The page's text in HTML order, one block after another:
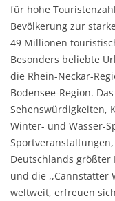
für hohe
Bevölkerung zur
49 Millionen
Besonders beliebte
die Rhein-Neckar-
Bodensee-Region.
Sehenswürdigkeiten,
Winter- und Wasser-
Deutschlands größter
und die ,,Cannstatter
weltweit, erfreuen